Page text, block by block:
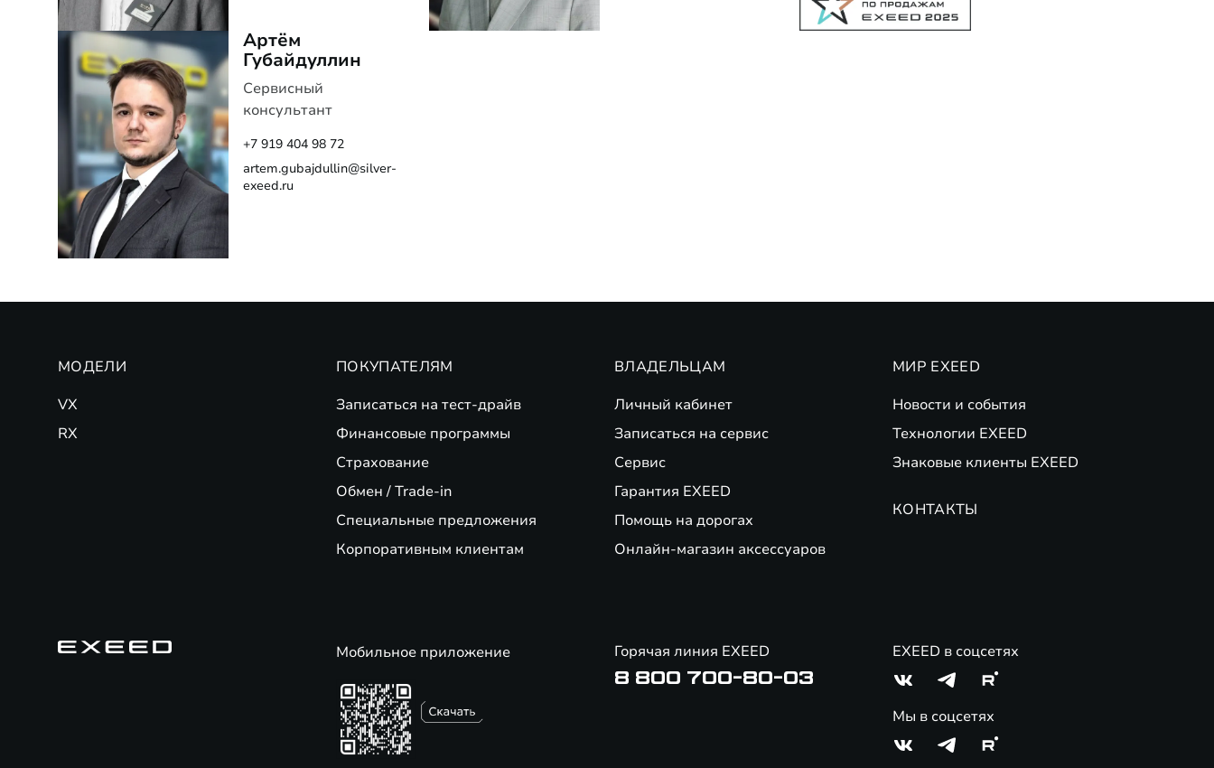
Артём
Губайдуллин
Сервисный
консультант
+7 919 404 98 72
artem.gubajdullin@silver-
exeed.ru
МОДЕЛИ
VX
RX
ПОКУПАТЕЛЯМ
Записаться на тест-драйв
Финансовые программы
Страхование
Обмен / Trade-in
Специальные предложения
Корпоративным клиентам
ВЛАДЕЛЬЦАМ
Личный кабинет
Записаться на сервис
Сервис
Гарантия EXEED
Помощь на дорогах
Онлайн-магазин аксессуаров
МИР EXEED
Новости и события
Технологии EXEED
Знаковые клиенты EXEED
КОНТАКТЫ
Мобильное приложение Горячая линия EXEED
8 800 700-80-03
EXEED в соцсетях
Мы в соцсетях